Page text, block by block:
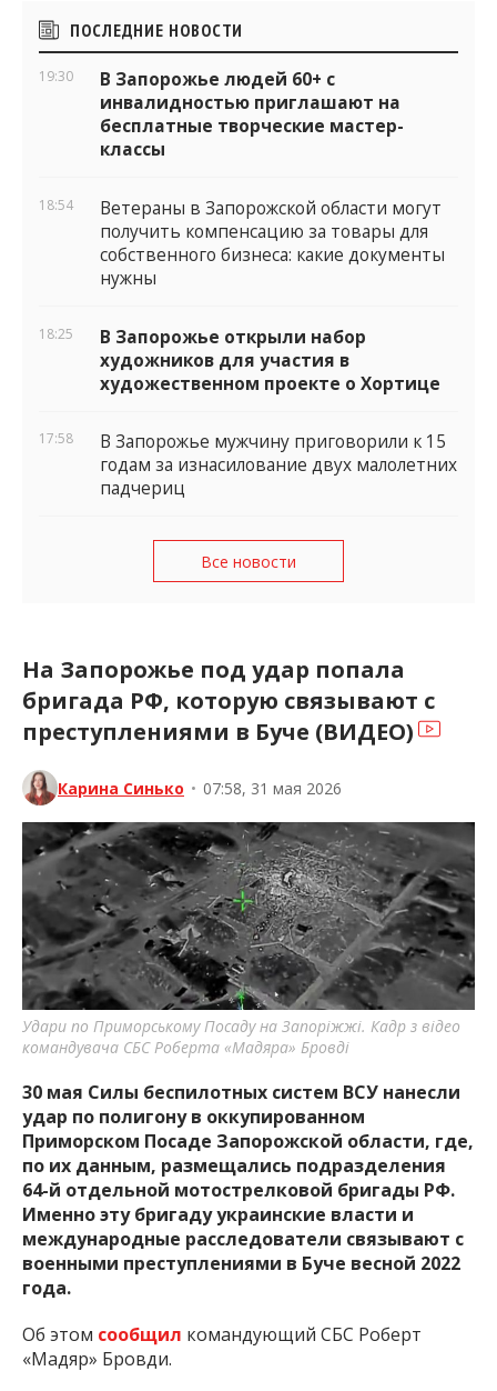
Боковые
виджеты
ПОСЛЕДНИЕ НОВОСТИ
19:30
В Запорожье людей 60+ с
инвалидностью приглашают на
бесплатные творческие мастер-
классы
18:54
Ветераны в Запорожской области могут
получить компенсацию за товары для
собственного бизнеса: какие документы
нужны
18:25
В Запорожье открыли набор
художников для участия в
художественном проекте о Хортице
17:58
В Запорожье мужчину приговорили к 15
годам за изнасилование двух малолетних
падчериц
Все новости
На Запорожье под удар попала
бригада РФ, которую связывают с
преступлениями в Буче (ВИДЕО)
Карина Синько • 07:58, 31 мая 2026
Удари по Приморському Посаду на Запоріжжі. Кадр з відео
командувача СБС Роберта «Мадяра» Бровді
30 мая Силы беспилотных систем ВСУ нанесли
удар по полигону в оккупированном
Приморском Посаде Запорожской области, где,
по их данным, размещались подразделения
64-й отдельной мотострелковой бригады РФ.
Именно эту бригаду украинские власти и
международные расследователи связывают с
военными преступлениями в Буче весной 2022
года.
Об этом сообщил командующий СБС Роберт
«Мадяр» Бровди.